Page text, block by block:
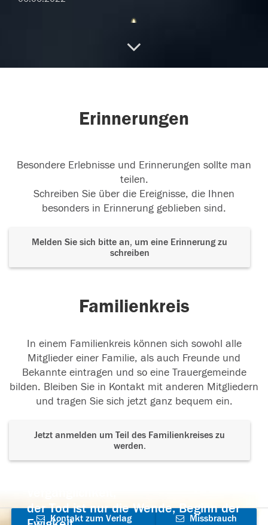
10.09.2016
Erinnerungen
Besondere Erlebnisse und Erinnerungen sollte man
teilen.
Schreiben Sie über die Ereignisse, die Ihnen
besonders in Erinnerung geblieben sind.
Melden Sie sich bitte an, um eine Erinnerung zu
schreiben
Familienkreis
In einem Familienkreis können sich sowohl alle
Mitglieder einer Familie, als auch Freunde und
Bekannte eintragen und so eine Trauergemeinde
bilden. Bleiben Sie in Kontakt mit anderen Mitgliedern
und tragen Sie sich jetzt ganz bequem ein.
Jetzt anmelden um Teil des Familienkreises zu
werden.
der Tod ist nur die Wende, Beginn der
Kontakt zum Verlag Missbrauch